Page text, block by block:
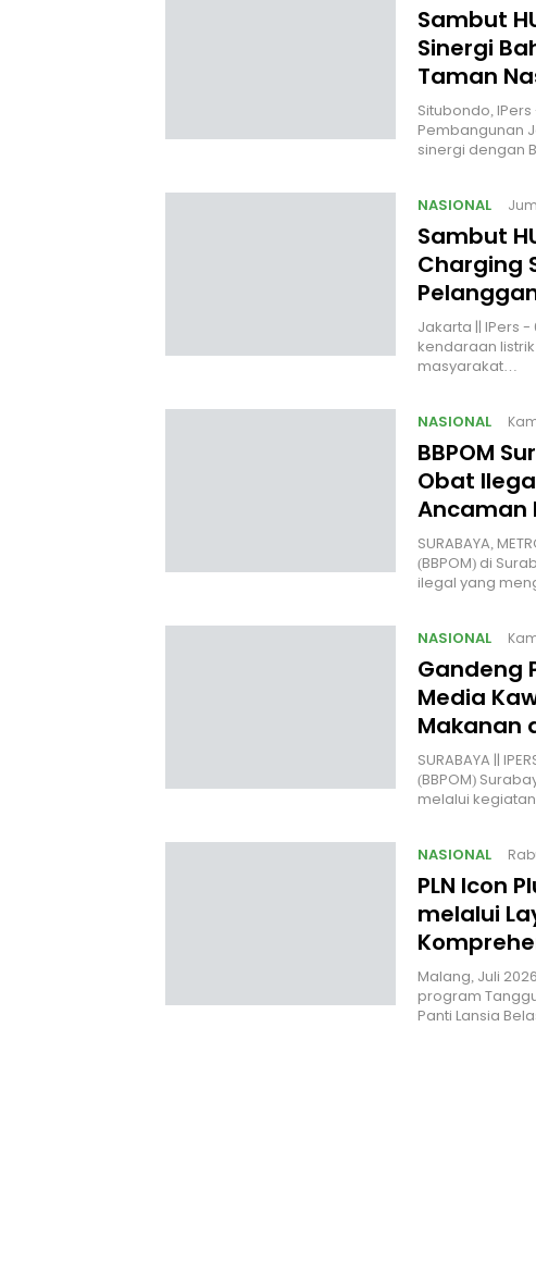
Sambut
Sinergi
Taman
Situbondo, IPers
Pembangunan
sinergi dengan
NASIONAL
Sambut
Charging
Jakarta || IPers
kendaraan
masyarakat…
NASIONAL
BBPOM
Obat
Ancaman
SURABAYA,
(BBPOM) di
ilegal yang
NASIONAL
Gandeng
Media
Makanan
SURABAYA ||
(BBPOM)
melalui
NASIONAL
PLN Icon
melalui
Malang, Juli
program
Panti Lansia